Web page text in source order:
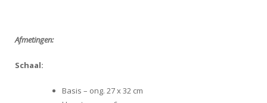
Afmetingen:
Schaal:
Basis – ong. 27 x 32 cm